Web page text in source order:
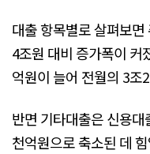
대출 항목별로 살펴보
4조원 대비 증가폭이 커
억원이 늘어 전월의 3조
반면 기타대출은 신용
천억원으로 축소된 데